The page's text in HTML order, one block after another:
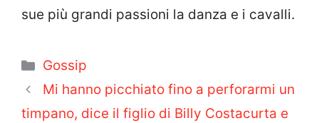
sue più grandi passioni la danza e i cavalli.
Categorie
Gossip
Mi hanno picchiato fino a perforarmi un
timpano, dice il figlio di Billy Costacurta e